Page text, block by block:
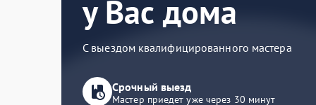
у Вас дома
С выездом квалифицированного мастера
Срочный выезд
Мастер приедет уже через 30 минут